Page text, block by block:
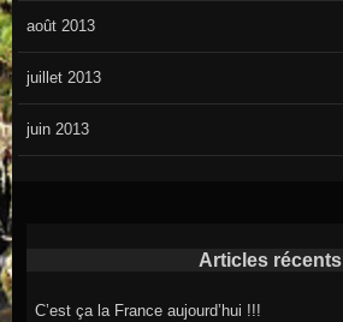
août 2013
juillet 2013
juin 2013
Articles récents
C’est ça la France aujourd’hui !!!